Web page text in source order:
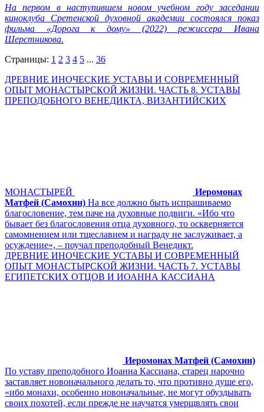
На первом в наступившем новом учебном году заседании
киноклуба Сретенской духовной академии состоялся показ
фильма «Дорога к дому» (2022) режиссера Ивана
Шерстникова.
Страницы: 1 2 3 4 5 ... 36
ДРЕВНИЕ ИНОЧЕСКИЕ УСТАВЫ И СОВРЕМЕННЫЙ
ОПЫТ МОНАСТЫРСКОЙ ЖИЗНИ. ЧАСТЬ 8. УСТАВЫ
ПРЕПОДОБНОГО ВЕНЕДИКТА, ВИЗАНТИЙСКИХ
МОНАСТЫРЕЙ
Иеромонах
Матфей (Самохин) На все должно быть испрашиваемо
благословение, тем паче на духовные подвиги. «Ибо что
бывает без благословения отца духовного, то оскверняется
самомнением или тщеславием и награду не заслуживает, а
осуждение», – поучал преподобный Венедикт.
ДРЕВНИЕ ИНОЧЕСКИЕ УСТАВЫ И СОВРЕМЕННЫЙ
ОПЫТ МОНАСТЫРСКОЙ ЖИЗНИ. ЧАСТЬ 7. УСТАВЫ
ЕГИПЕТСКИХ ОТЦОВ И ИОАННА КАССИАНА
Иеромонах Матфей (Самохин)
По уставу преподобного Иоанна Кассиана, старец нарочно
заставляет новоначального делать то, что противно душе его,
«ибо монахи, особенно новоначальные, не могут обуздывать
своих похотей, если прежде не научатся умерщвлять свои